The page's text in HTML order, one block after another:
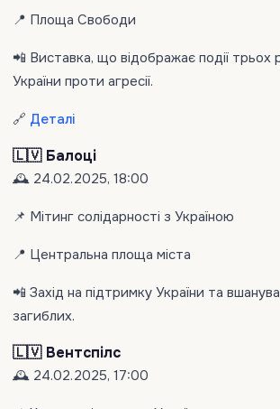
📍 Площа Свободи
📲 Виставка, що відображає події трьох
України проти агресії.
🔗 Деталі
🇱🇻 Балоці
🕰 24.02.2025, 18:00
📌 Мітинг солідарності з Україною
📍 Центральна площа міста
📲 Захід на підтримку України та
загиблих.
🇱🇻 Вентспілс
🕰 24.02.2025, 17:00